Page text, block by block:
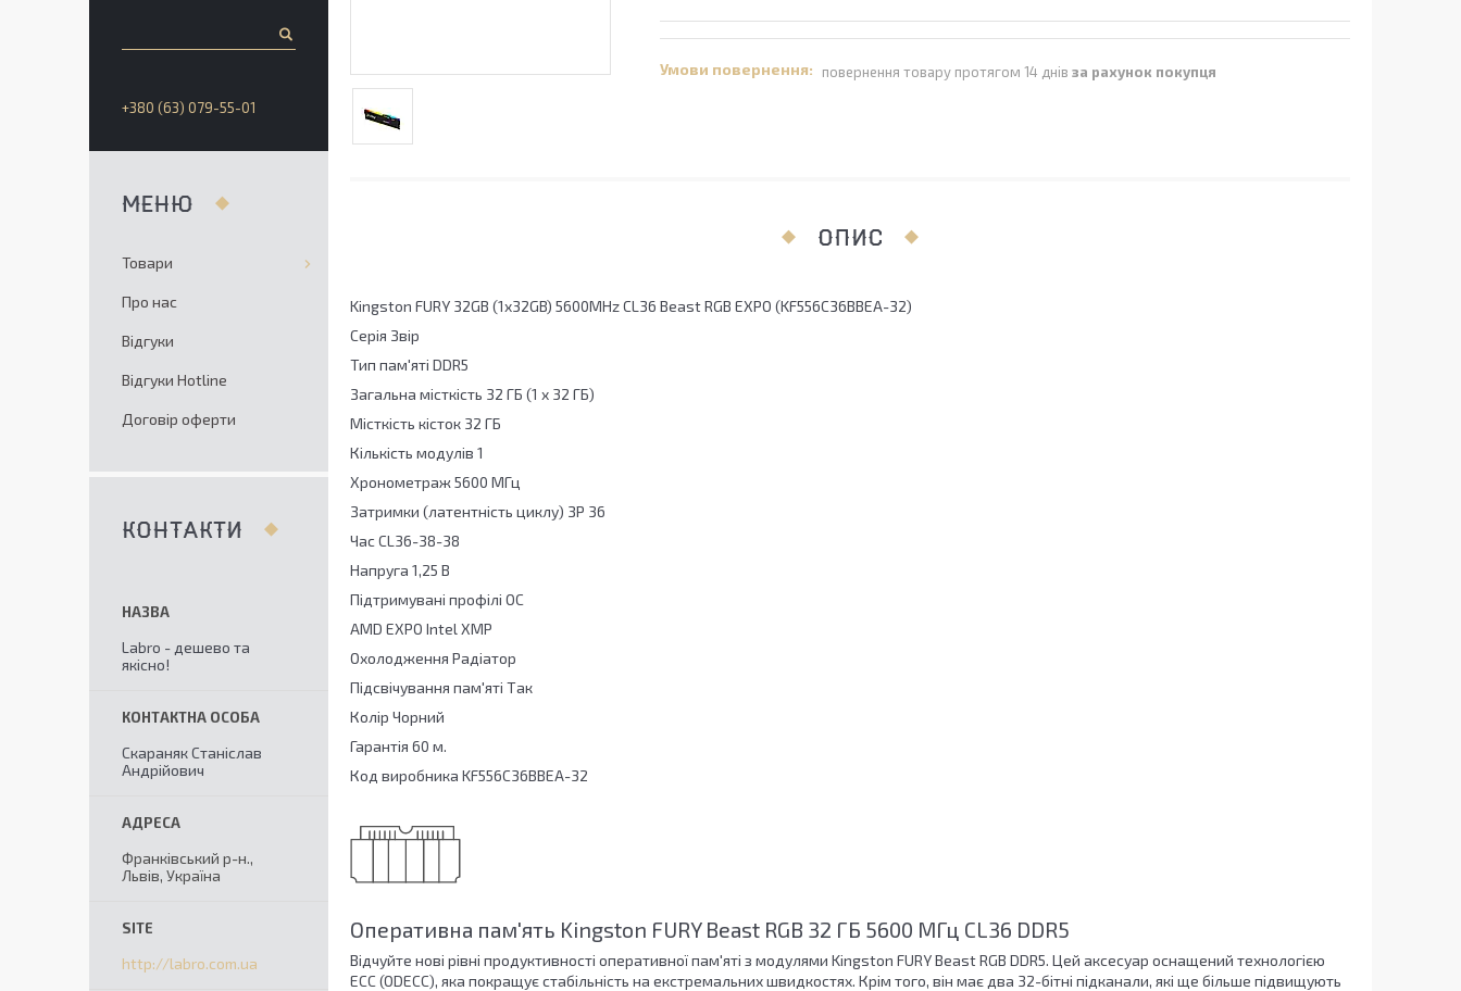
повернення товару протягом 14 днів за рахунок покупця
ОПИС
Kingston FURY 32GB (1x32GB) 5600MHz CL36 Beast RGB EXPO (KF556C36BBEA-32)
Серія Звір
Тип пам'яті DDR5
Загальна місткість 32 ГБ (1 x 32 ГБ)
Місткість кісток 32 ГБ
Кількість модулів 1
Хронометраж 5600 МГц
Затримки (латентність циклу) ЗР 36
Час CL36-38-38
Напруга 1,25 В
Підтримувані профілі OC
AMD EXPO Intel XMP
Охолодження Радіатор
Підсвічування пам'яті Так
Колір Чорний
Гарантія 60 м.
Код виробника KF556C36BBEA-32
Оперативна пам'ять Kingston FURY Beast RGB 32 ГБ 5600 МГц CL36 DDR5
Відчуйте нові рівні продуктивності оперативної пам'яті з модулями Kingston FURY Beast RGB DDR5. Цей аксесуар оснащений технологією
ECC (ODECC), яка покращує стабільність на екстремальних швидкостях. Крім того, він має два 32-бітні підканали, які ще більше підвищують
+380 (63) 079-55-01
Товари
Про нас
Відгуки
Відгуки Hotline
Договір оферти
КОНТАКТИ
Labro - дешево та
якісно!
Скараняк Станіслав
Андрійович
Франківський р-н.,
Львів, Україна
http://labro.com.ua